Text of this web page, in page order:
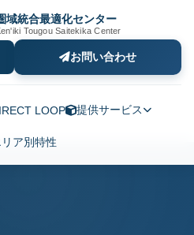
域統合最適化センター
Tougou Saitekika Center
お問い合わせ
LOOP 提供サービス
リア別特性